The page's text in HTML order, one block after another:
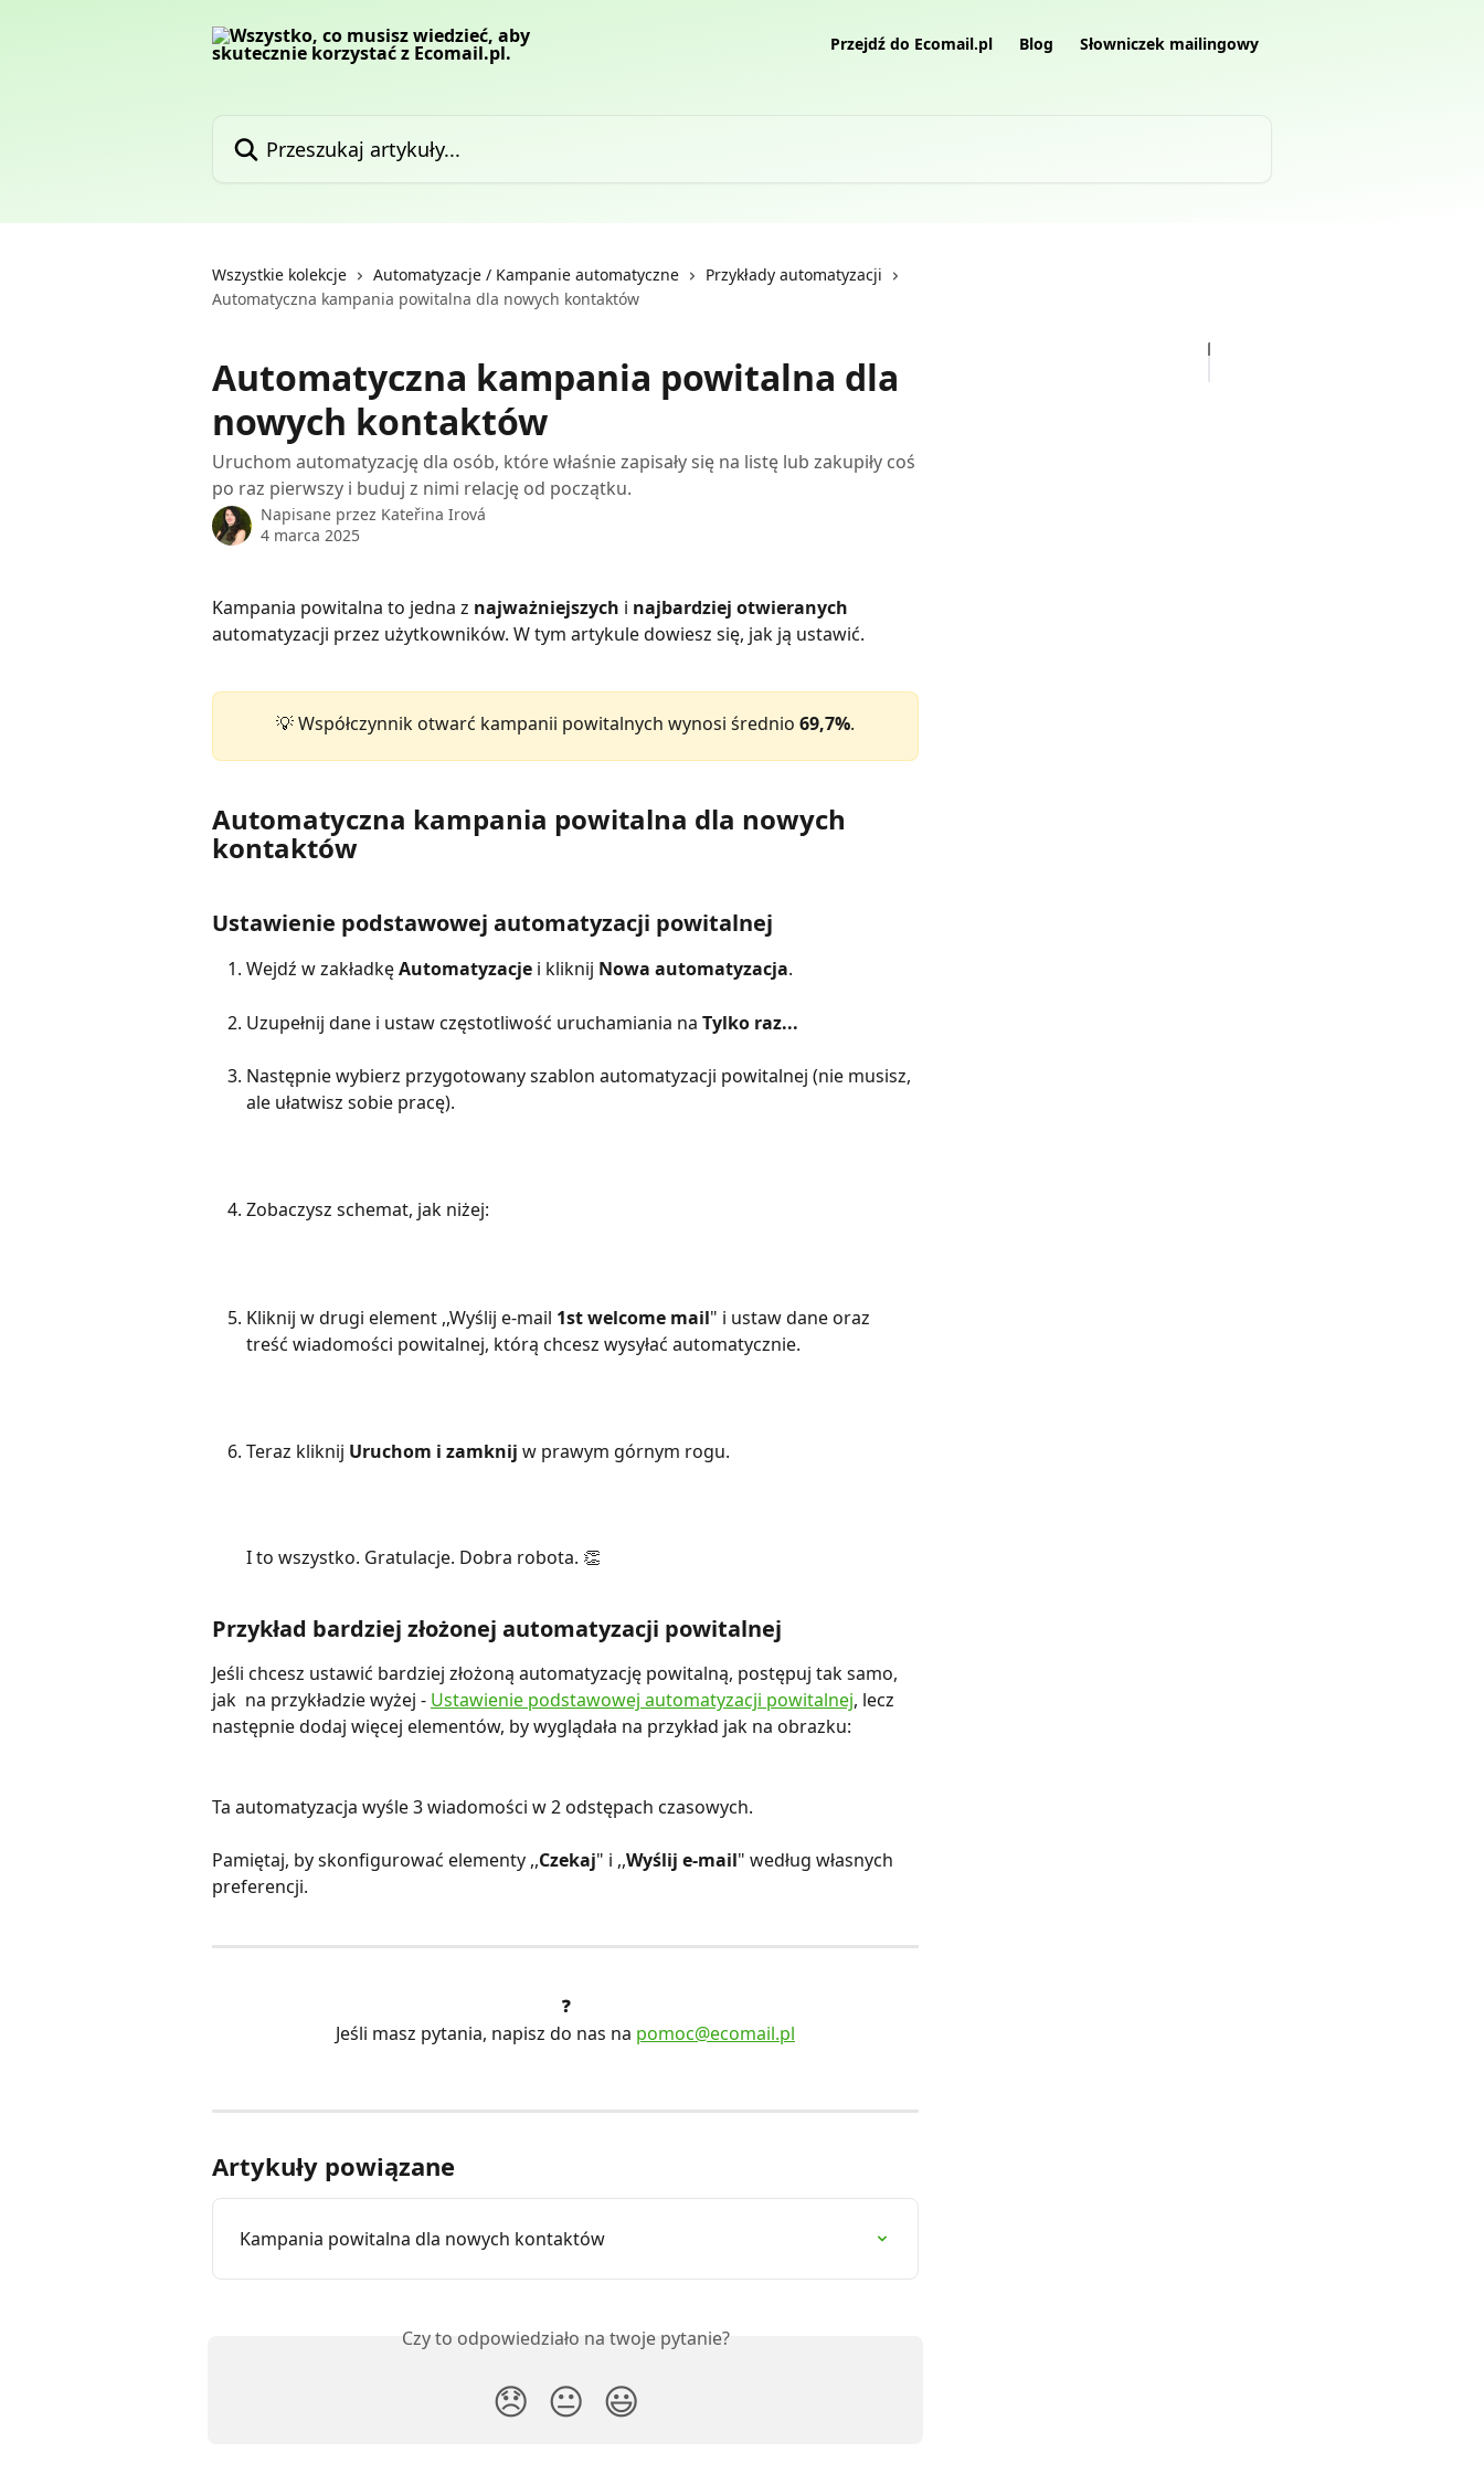
Przejdź do Ecomail.pl Blog Słowniczek mailingowy
Wszystkie kolekcje Automatyzacje / Kampanie automatyczne
Przykłady automatyzacji
Automatyczna kampania powitalna dla nowych kontaktów
Automatyczna kampania powitalna dla
nowych kontaktów
Uruchom automatyzację dla osób, które właśnie zapisały się na listę lub zakupiły coś
po raz pierwszy i buduj z nimi relację od początku.
Napisane przez Kateřina Irová
4 marca 2025
Kampania powitalna to jedna z najważniejszych i najbardziej otwieranych
automatyzacji przez użytkowników. W tym artykule dowiesz się, jak ją ustawić.
💡 Współczynnik otwarć kampanii powitalnych wynosi średnio 69,7%.
Automatyczna kampania powitalna dla nowych
kontaktów
Ustawienie podstawowej automatyzacji powitalnej
Wejdź w zakładkęAutomatyzacje i kliknij Nowa automatyzacja.
Uzupełnij dane i ustaw częstotliwość uruchamiania na Tylko raz...
Następnie wybierz przygotowany szablon automatyzacji powitalnej (nie musisz,
ale ułatwisz sobie pracę).
Zobaczysz schemat, jak niżej:
Kliknij w drugi element ,,Wyślij e-mail 1st welcome mail" i ustaw dane oraz
treść wiadomości powitalnej, którą chcesz wysyłać automatycznie.
Teraz kliknij Uruchom i zamknij w prawym górnym rogu.
I to wszystko. Gratulacje. Dobra robota. 👏
Przykład bardziej złożonej automatyzacji powitalnej
Jeśli chcesz ustawić bardziej złożoną automatyzację powitalną, postępuj tak samo,
jak  na przykładzie wyżej - Ustawienie podstawowej automatyzacji powitalnej, lecz
następnie dodaj więcej elementów, by wyglądała na przykład jak na obrazku:
Ta automatyzacja wyśle 3 wiadomości w 2 odstępach czasowych.
Pamiętaj, by skonfigurować elementy ,,Czekaj" i ,,Wyślij e-mail" według własnych
preferencji.
❓
Jeśli masz pytania, napisz do nas na pomoc@ecomail.pl
Artykuły powiązane
Kampania powitalna dla nowych kontaktów
Czy to odpowiedziało na twoje pytanie?
😞 😐 😃